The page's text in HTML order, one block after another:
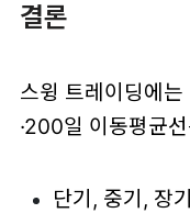
결론
스윙 트레이딩에
·200일 이동평균
단기, 중기, 장